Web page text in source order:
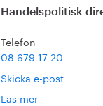
Handelspolitisk
Telefon
08 679 17 20
Skicka e-post
Läs mer